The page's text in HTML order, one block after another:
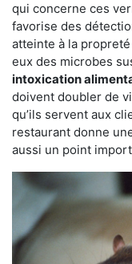
qui concerne ces
favorise des
atteinte à la
eux des microbes
intoxication
doivent doubler de
qu’ils servent aux
restaurant donne
aussi un point